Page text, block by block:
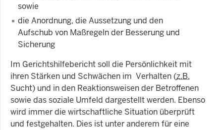
sowie
die Anordnung, die Aussetzung und den
Aufschub von Maßregeln der Besserung und
Sicherung
Im Gerichtshilfebericht soll die Persönlichkeit mit
ihren Stärken und Schwächen im Verhalten (z.B.
Sucht) und in den Reaktionsweisen der Betroffenen
sowie das soziale Umfeld dargestellt werden. Ebenso
wird immer die wirtschaftliche Situation überprüft
und festgehalten. Dies ist unter anderem für eine